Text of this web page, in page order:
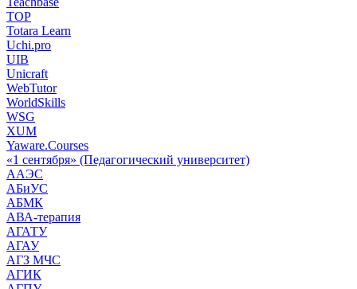
TOP
Totara Learn
Uchi.pro
UIB
Unicraft
WebTutor
WorldSkills
WSG
XUM
Yaware.Courses
«1 сентября» (Педагогический университет)
ААЭС
АБиУС
АБМК
АВА-терапия
АГАТУ
АГАУ
АГЗ МЧС
АГИК